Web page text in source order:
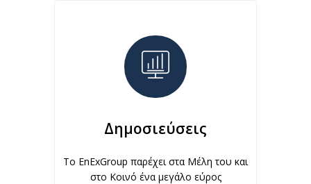
Δημοσιεύσεις
To EnExGroup παρέχει στα Μέλη του και
στο Κοινό ένα μεγάλο εύρος